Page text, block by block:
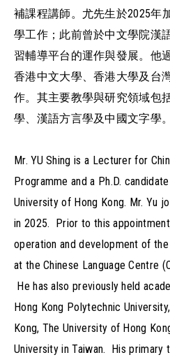
補課程講師。尤先生於2025年
學工作；此前曾於中文學院漢
習輔導平台的運作與發展。他
香港中文大學、香港大學及台
作。其主要教學與研究領域包
學、漢語方言學及中國文字學。
Mr. YU Shing is a Lecturer for
Programme and a Ph.D.
University of Hong Kong. Mr. Yu
in 2025. Prior to this
operation and development of
at the Chinese Language Centre
He has also previously held
Hong Kong Polytechnic
Kong, The University of Hong
University in Taiwan. His primary